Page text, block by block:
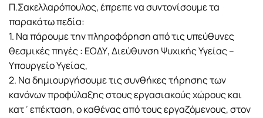
Π.Σακελλαρόπουλος, έπρεπε να συντονίσουμε τα
παρακάτω πεδία:
1. Να πάρουμε την πληροφόρηση από τις υπεύθυνες
θεσμικές πηγές : ΕΟΔΥ, Διεύθυνση Ψυχικής Υγείας –
Υπουργείο Υγείας,
2. Να δημιουργήσουμε τις συνθήκες τήρησης των
κανόνων προφύλαξης στους εργασιακούς χώρους και
κατ΄επέκταση, ο καθένας από τους εργαζόμενους, στον